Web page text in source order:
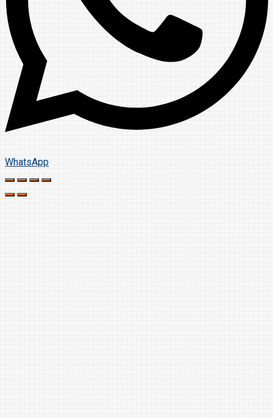
WhatsApp